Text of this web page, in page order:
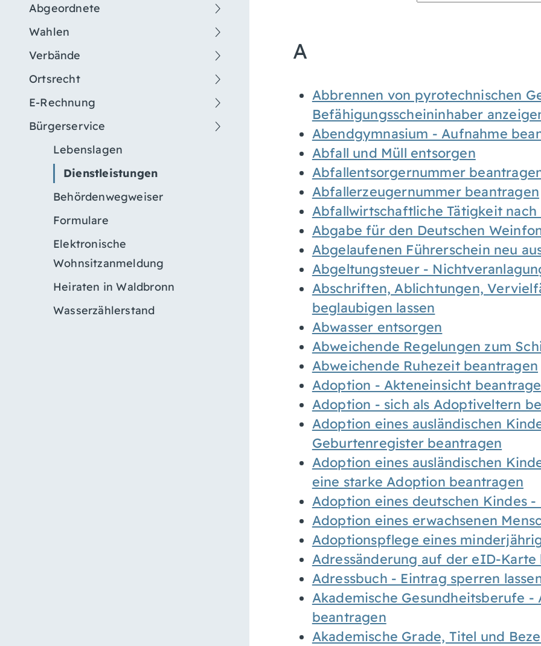
Abgeordnete
Wahlen
Verbände
Ortsrecht
E-Rechnung
Bürgerservice
Lebenslagen
Dienstleistungen
Behördenwegweiser
Formulare
Elektronische
Wohnsitzanmeldung
Heiraten in Waldbronn
Wasserzählerstand
A
Abbrennen von pyrotechnischen
Befähigungsscheininhaber
Abendgymnasium - Aufnahme
Abfall und Müll entsorgen
Abfallentsorgernummer
Abfallerzeugernummer beantragen
Abfallwirtschaftliche Tätigkeit
Abgabe für den Deutschen
Abgelaufenen Führerschein neu
Abgeltungsteuer -
Abschriften, Ablichtungen,
beglaubigen lassen
Abwasser entsorgen
Abweichende Regelungen zum
Abweichende Ruhezeit beantragen
Adoption - Akteneinsicht
Adoption - sich als Adoptiveltern
Adoption eines ausländischen
Geburtenregister beantragen
Adoption eines ausländischen
eine starke Adoption beantragen
Adoption eines deutschen Kindes
Adoption eines erwachsenen
Adoptionspflege eines
Adressänderung auf der eID-Karte
Adressbuch - Eintrag sperren
Akademische Gesundheitsberufe
beantragen
Akademische Grade, Titel und